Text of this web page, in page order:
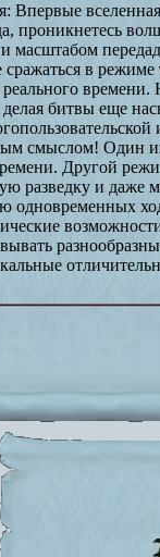
Впервые
проникнетесь
масштабом
в
битвы еще
смыслом! Один
Другой
разведку и даже
одновременных